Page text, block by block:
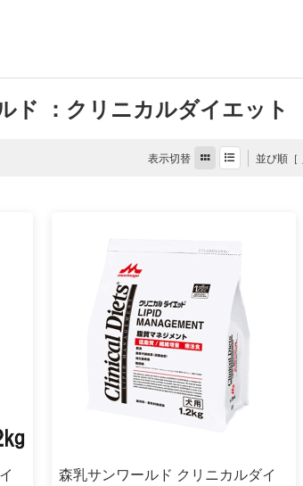
ド ：クリニカルダイエット
表示切替 並び順
森乳サンワールド クリニカルダイ